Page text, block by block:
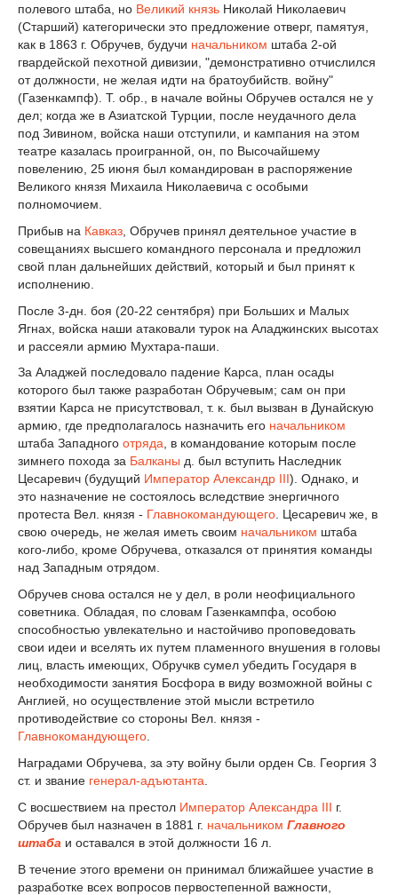
полевого штаба, но Великий князь Николай Николаевич
(Старший) категорически это предложение отверг, памятуя,
как в 1863 г. Обручев, будучи начальником штаба 2-ой
гвардейской пехотной дивизии, "демонстративно отчислился
от должности, не желая идти на братоубийств. войну"
(Газенкампф). Т. обр., в начале войны Обручев остался не у
дел; когда же в Азиатской Турции, после неудачного дела
под Зивином, войска наши отступили, и кампания на этом
театре казалась проигранной, он, по Высочайшему
повелению, 25 июня был командирован в распоряжение
Великого князя Михаила Николаевича с особыми
полномочием.
Прибыв на Кавказ , Обручев принял деятельное участие в
совещаниях высшего командного персонала и предложил
свой план дальнейших действий, который и был принят к
исполнению.
После 3-дн. боя (20-22 сентября) при Больших и Малых
Ягнах, войска наши атаковали турок на Аладжинских высотах
и рассеяли армию Мухтара-паши.
За Аладжей последовало падение Карса, план осады
которого был также разработан Обручевым; сам он при
взятии Карса не присутствовал, т. к. был вызван в Дунайскую
армию, где предполагалось назначить его начальником
штаба Западного отряда, в командование которым после
зимнего похода за Балканы д. был вступить Наследник
Цесаревич (будущий Император Александр III). Однако, и
это назначение не состоялось вследствие энергичного
протеста Вел. князя - Главнокомандующего. Цесаревич же, в
свою очередь, не желая иметь своим начальником штаба
кого-либо, кроме Обручева, отказался от принятия команды
над Западным отрядом.
Обручев снова остался не у дел, в роли неофициального
советника. Обладая, по словам Газенкампфа, особою
способностью увлекательно и настойчиво проповедовать
свои идеи и вселять их путем пламенного внушения в головы
лиц, власть имеющих, Обручкв сумел убедить Государя в
необходимости занятия Босфора в виду возможной войны с
Англией, но осуществление этой мысли встретило
противодействие со стороны Вел. князя -
Главнокомандующего
Наградами Обручева, за эту войну были орден Св. Георгия 3
ст. и звание генерал-адъютанта
С восшествием на престол Император Александра III г.
Обручев был назначен в 1881 г. начальником Главного
штаба и оставался в этой должности 16 л.
В течение этого времени он принимал ближайшее участие в
разработке всех вопросов первостепенной важности,